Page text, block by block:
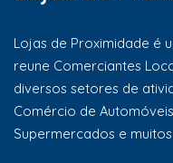
Lojas de Proximidade é
reune Comerciantes
diversos setores de
Comércio de
Supermercados e